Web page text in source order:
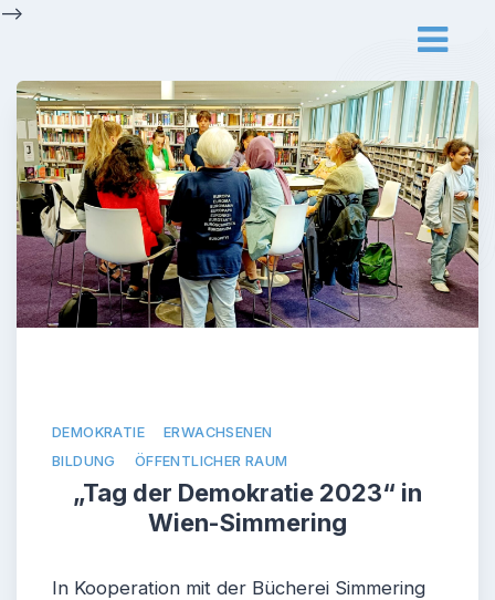
Skip
-->
DEMOKRATIE
ERWACHSENEN
BILDUNG
ÖFFENTLICHER RAUM
„Tag der Demokratie 2023“ in
Wien-Simmering
In Kooperation mit der Bücherei Simmering